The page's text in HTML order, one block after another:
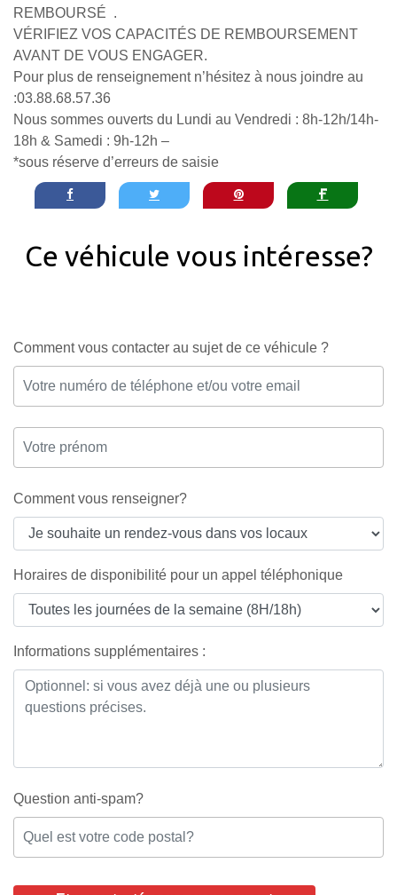
REMBOURSÉ .
VÉRIFIEZ VOS CAPACITÉS DE REMBOURSEMENT
AVANT DE VOUS ENGAGER.
Pour plus de renseignement n’hésitez à nous joindre au
:03.88.68.57.36
Nous sommes ouverts du Lundi au Vendredi : 8h-12h/14h-
18h & Samedi : 9h-12h –
*sous réserve d’erreurs de saisie
Ce véhicule vous intéresse?
Comment vous contacter au sujet de ce véhicule ?
Comment vous renseigner?
Horaires de disponibilité pour un appel téléphonique
Informations supplémentaires :
Question anti-spam?